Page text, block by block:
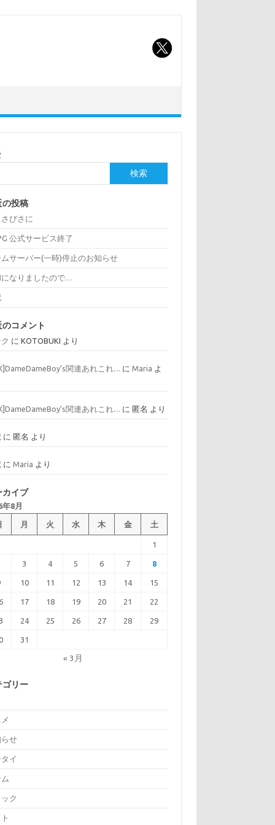
検索
の投稿
びさに
公式サービス終了
サーバー(一時)停止のお知らせ
になりましたので…
のコメント
にKOTOBUKI より
関連あれこれ… にMaria よ
関連あれこれ… に 匿名 より
に 匿名 より
にMaria より
カイブ
年8月
月 火 水 木 金 土
1
3 4 5 6 7 8
10 11 12 13 14 15
17 18 19 20 21 22
24 25 26 27 28 29
31
« 3月
ゴリー
らせ
イ
ク